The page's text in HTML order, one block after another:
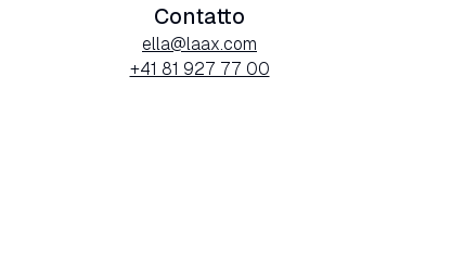
Contatto
ella@laax.com
+41 81 927 77 00